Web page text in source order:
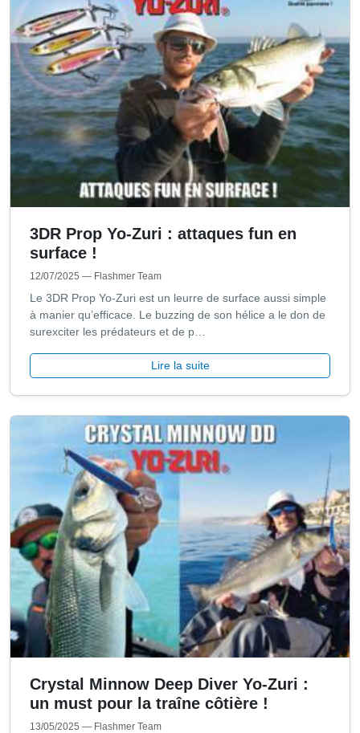
3DR Prop Yo-Zuri : attaques fun en
surface !
12/07/2025 — Flashmer Team
Le 3DR Prop Yo-Zuri est un leurre de surface aussi simple
à manier qu’efficace. Le buzzing de son hélice a le don de
surexciter les prédateurs et de p…
Lire la suite
Crystal Minnow Deep Diver Yo-Zuri :
un must pour la traîne côtière !
13/05/2025 — Flashmer Team